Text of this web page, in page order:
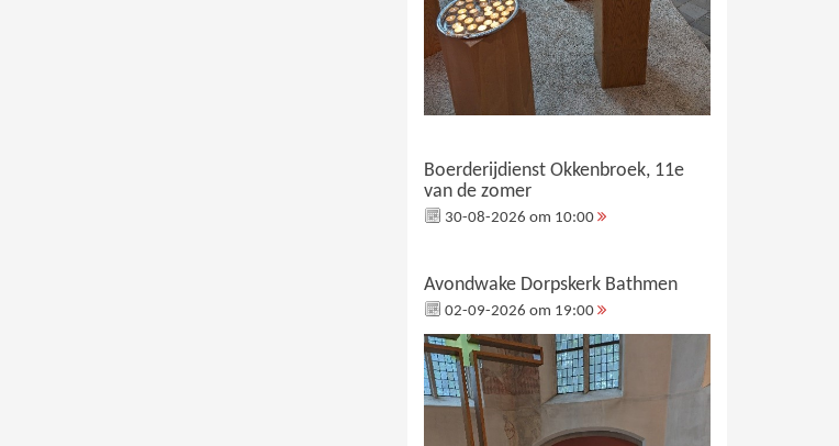
Boerderijdienst Okkenbroek, 11e
van de zomer
30-08-2026 om 10:00
Avondwake Dorpskerk Bathmen
02-09-2026 om 19:00